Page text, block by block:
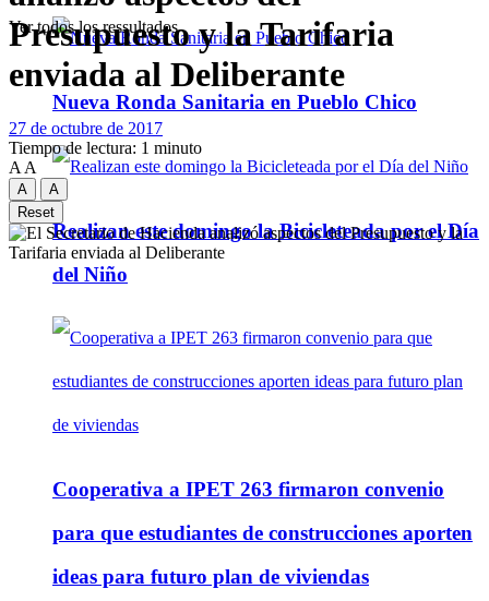
Nueva Ronda Sanitaria en Pueblo Chico
Realizan este domingo la Bicicleteada por el Día
del Niño
Cooperativa a IPET 263 firmaron convenio
para que estudiantes de construcciones aporten
ideas para futuro plan de viviendas
Ver todos los ressultados
Presupuesto y la Tarifaria
enviada al Deliberante
27 de octubre de 2017
Tiempo de lectura: 1 minuto
A A
A
A
Reset